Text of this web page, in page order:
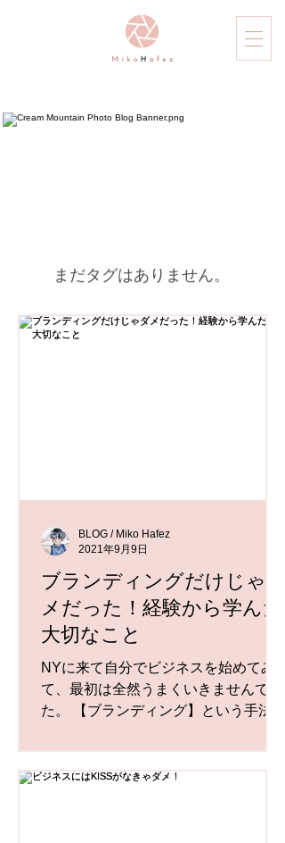
まだタグはありません。
ブランディングだけじゃダ
メだった！経験から学んだ
大切なこと
NYに来て自分でビジネスを始めてみ
て、最初は全然うまくいきませんでし
た。 【ブランディング】という手法に
様の惹きつけ方というのを学び、その
手法がインスタの運営やウェブサイト
BLOG / Miko Hafez
2021年9月9日